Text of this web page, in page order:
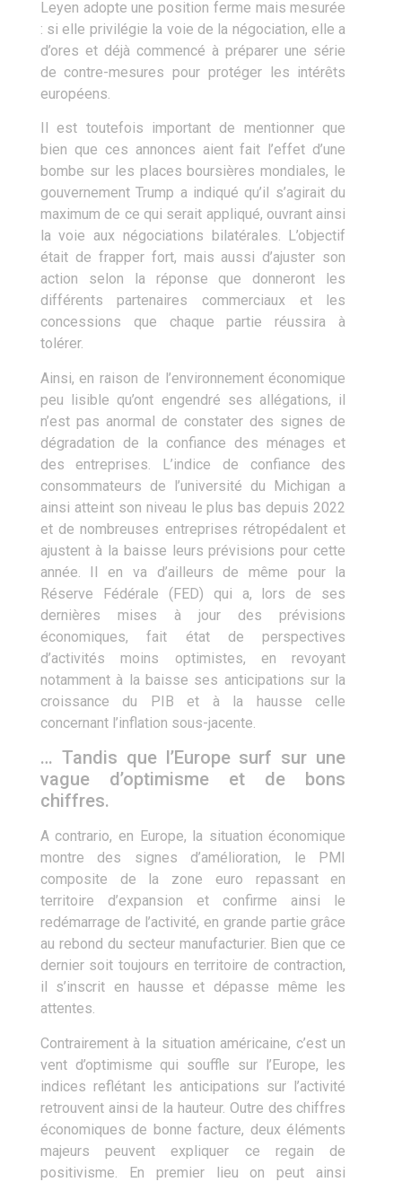
Leyen adopte une position ferme mais mesurée
: si elle privilégie la voie de la négociation, elle a
d’ores et déjà commencé à préparer une série
de contre-mesures pour protéger les intérêts
européens.
Il est toutefois important de mentionner que
bien que ces annonces aient fait l’effet d’une
bombe sur les places boursières mondiales, le
gouvernement Trump a indiqué qu’il s’agirait du
maximum de ce qui serait appliqué, ouvrant ainsi
la voie aux négociations bilatérales. L’objectif
était de frapper fort, mais aussi d’ajuster son
action selon la réponse que donneront les
différents partenaires commerciaux et les
concessions que chaque partie réussira à
tolérer.
Ainsi, en raison de l’environnement économique
peu lisible qu’ont engendré ses allégations, il
n’est pas anormal de constater des signes de
dégradation de la confiance des ménages et
des entreprises. L’indice de confiance des
consommateurs de l’université du Michigan a
ainsi atteint son niveau le plus bas depuis 2022
et de nombreuses entreprises rétropédalent et
ajustent à la baisse leurs prévisions pour cette
année. Il en va d’ailleurs de même pour la
Réserve Fédérale (FED) qui a, lors de ses
dernières mises à jour des prévisions
économiques, fait état de perspectives
d’activités moins optimistes, en revoyant
notamment à la baisse ses anticipations sur la
croissance du PIB et à la hausse celle
concernant l’inflation sous-jacente.
… Tandis que l’Europe surf sur une
vague d’optimisme et de bons
chiffres.
A contrario, en Europe, la situation économique
montre des signes d’amélioration, le PMI
composite de la zone euro repassant en
territoire d’expansion et confirme ainsi le
redémarrage de l’activité, en grande partie grâce
au rebond du secteur manufacturier. Bien que ce
dernier soit toujours en territoire de contraction,
il s’inscrit en hausse et dépasse même les
attentes.
Contrairement à la situation américaine, c’est un
vent d’optimisme qui souffle sur l’Europe, les
indices reflétant les anticipations sur l’activité
retrouvent ainsi de la hauteur. Outre des chiffres
économiques de bonne facture, deux éléments
majeurs peuvent expliquer ce regain de
positivisme. En premier lieu on peut ainsi